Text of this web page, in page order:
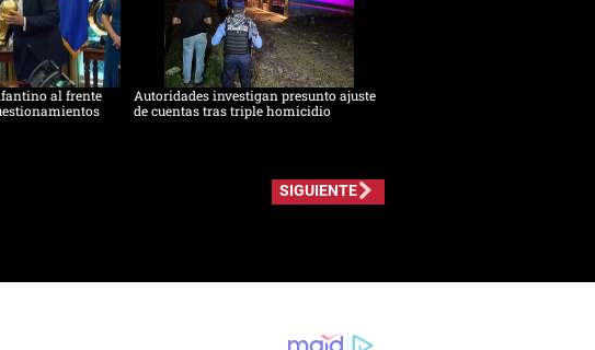
al frente
Autoridades investigan presunto ajuste
de cuentas tras triple homicidio
SIGUIENTE